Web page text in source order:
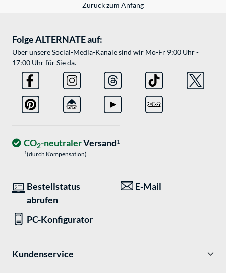
Zurück zum Anfang
Folge ALTERNATE auf:
Über unsere Social-Media-Kanäle sind wir Mo-Fr 9:00 Uhr -
17:00 Uhr für Sie da.
CO2-neutralerVersand1
1(durch Kompensation)
Bestellstatus
abrufen
E-Mail
PC-Konfigurator
Kundenservice